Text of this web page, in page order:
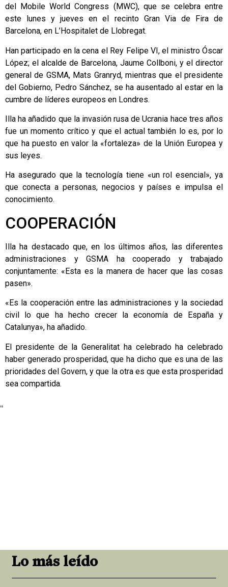
del Mobile World Congress (MWC), que se celebra entre
este lunes y jueves en el recinto Gran Via de Fira de
Barcelona, en L’Hospitalet de Llobregat.
Han participado en la cena el Rey Felipe VI, el ministro Óscar
López; el alcalde de Barcelona, Jaume Collboni, y el director
general de GSMA, Mats Granryd, mientras que el presidente
del Gobierno, Pedro Sánchez, se ha ausentado al estar en la
cumbre de líderes europeos en Londres.
Illa ha añadido que la invasión rusa de Ucrania hace tres años
fue un momento crítico y que el actual también lo es, por lo
que ha puesto en valor la «fortaleza» de la Unión Europea y
sus leyes.
Ha asegurado que la tecnología tiene «un rol esencial», ya
que conecta a personas, negocios y países e impulsa el
conocimiento.
COOPERACIÓN
Illa ha destacado que, en los últimos años, las diferentes
administraciones y GSMA ha cooperado y trabajado
conjuntamente: «Esta es la manera de hacer que las cosas
pasen».
«Es la cooperación entre las administraciones y la sociedad
civil lo que ha hecho crecer la economía de España y
Catalunya», ha añadido.
El presidente de la Generalitat ha celebrado ha celebrado
haber generado prosperidad, que ha dicho que es una de las
prioridades del Govern, y que la otra es que esta prosperidad
sea compartida.
"
Lo más leído